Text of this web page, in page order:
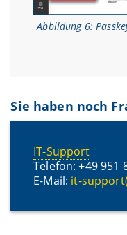
Abbildung 6:
Sie haben noch
IT-Support
Telefon: +49 951
E-Mail: it-